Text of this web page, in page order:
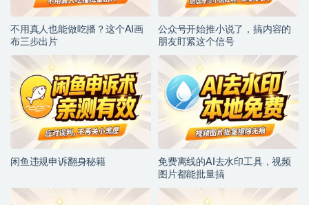
不用真人也能做吃播？这个AI画
布三步出片
公众号开始推小说了，搞内容的
朋友盯紧这个信号
闲鱼违规申诉翻身秘籍
免费离线的AI去水印工具，视频
图片都能批量搞